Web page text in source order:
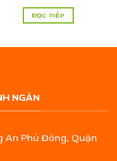
ĐỌC TIẾP
NGÂN
An Phú Đông, Quận